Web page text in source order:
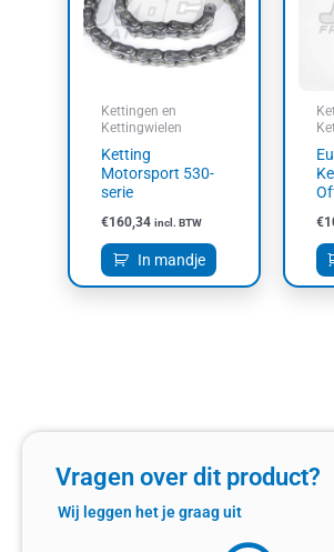
Kettingen en
Kettingwielen
Ketting
Motorsport 530-
serie
€160,34 incl. BTW
In mandje
€
Vragen over dit product?
Wij leggen het je graag uit